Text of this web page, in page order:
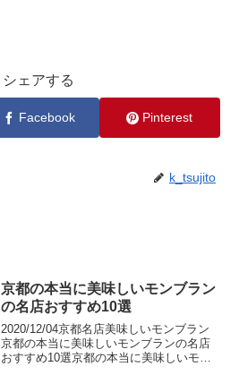
シェアする
Facebook Pinterest
k_tsujito
京都の本当に美味しいモンブラン
の名店おすすめ10選
2020/12/04京都名店美味しいモンブラン
京都の本当に美味しいモンブランの名店
おすすめ10選京都の本当に美味しいモン